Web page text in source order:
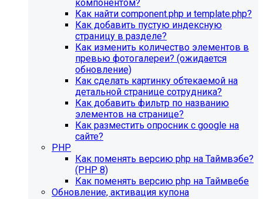
компонентом?
Как найти component.php и template.php?
Как добавить пустую индексную
страницу в разделе?
Как изменить количество элементов в
превью фотогалереи? (ожидается
обновление)
Как сделать картинку обтекаемой на
детальной странице сотрудника?
Как добавить фильтр по названию
элементов на странице?
Как разместить опросник с google на
сайте?
PHP
Как поменять версию php на Таймвэбе?
(PHP 8)
Как поменять версию php на Таймвебе
Обновление, активация купона